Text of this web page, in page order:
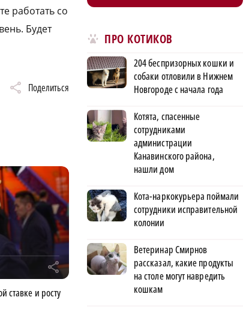
работать со
Будет
Поделиться
r
ставке и росту
ПРО КОТИКОВ
204 беспризорных кошки и
собаки отловили в Нижнем
Новгороде с начала года
Котята, спасенные
сотрудниками
администрации
Канавинского района,
нашли дом
Кота-наркокурьера поймали
сотрудники исправительной
колонии
Ветеринар Смирнов
рассказал, какие продукты
на столе могут навредить
кошкам